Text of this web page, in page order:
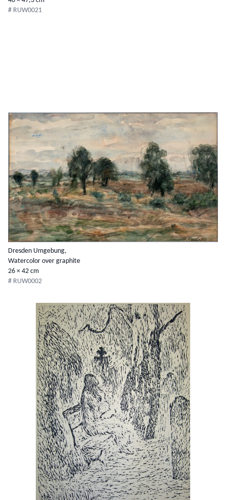
# RUW0021
Dresden Umgebung,
Watercolor over graphite
26 × 42 cm
# RUW0002